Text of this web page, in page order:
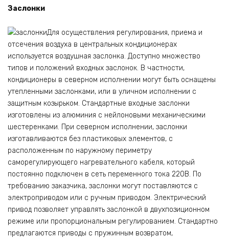
Заслонки
Для осуществления регулирования, приема и
отсечения воздуха в центральных кондиционерах
используется воздушная заслонка. Доступно множество
типов и положений входных заслонок. В частности,
кондиционеры в северном исполнении могут быть оснащены
утепленными заслонками, или в уличном исполнении с
защитным козырьком. Стандартные входные заслонки
изготовлены из алюминия с нейлоновыми механическими
шестеренками. При северном исполнении, заслонки
изготавливаются без пластиковых элементов, с
расположенным по наружному периметру
саморегулирующего нагревательного кабеля, который
постоянно подключен в сеть переменного тока 220В. По
требованию заказчика, заслонки могут поставляются с
электроприводом или с ручным приводом. Электрический
привод позволяет управлять заслонкой в двухпозиционном
режиме или пропорциональным регулированием. Стандартно
предлагаются приводы с пружинным возвратом,